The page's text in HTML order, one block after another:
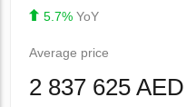
5.7% YoY
Average price
2 837 625 AED